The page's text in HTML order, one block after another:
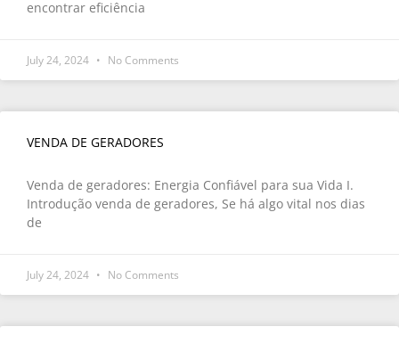
encontrar eficiência
July 24, 2024 No Comments
VENDA DE GERADORES
Venda de geradores: Energia Confiável para sua Vida I.
Introdução venda de geradores, Se há algo vital nos dias
de
July 24, 2024 No Comments